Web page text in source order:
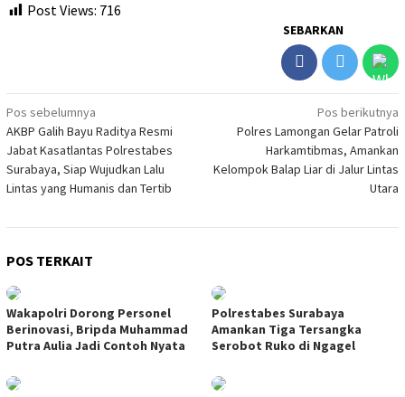
Post Views: 716
SEBARKAN
Navigasi
pos
Pos sebelumnya
AKBP Galih Bayu Raditya Resmi
Jabat Kasatlantas Polrestabes
Surabaya, Siap Wujudkan Lalu
Lintas yang Humanis dan Tertib
Pos berikutnya
Polres Lamongan Gelar Patroli
Harkamtibmas, Amankan
Kelompok Balap Liar di Jalur Lintas
Utara
POS TERKAIT
Wakapolri Dorong Personel
Berinovasi, Bripda Muhammad
Putra Aulia Jadi Contoh Nyata
Polrestabes Surabaya
Amankan Tiga Tersangka
Serobot Ruko di Ngagel